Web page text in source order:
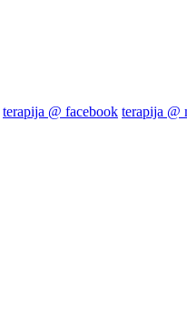
terapija @ facebook terapija @